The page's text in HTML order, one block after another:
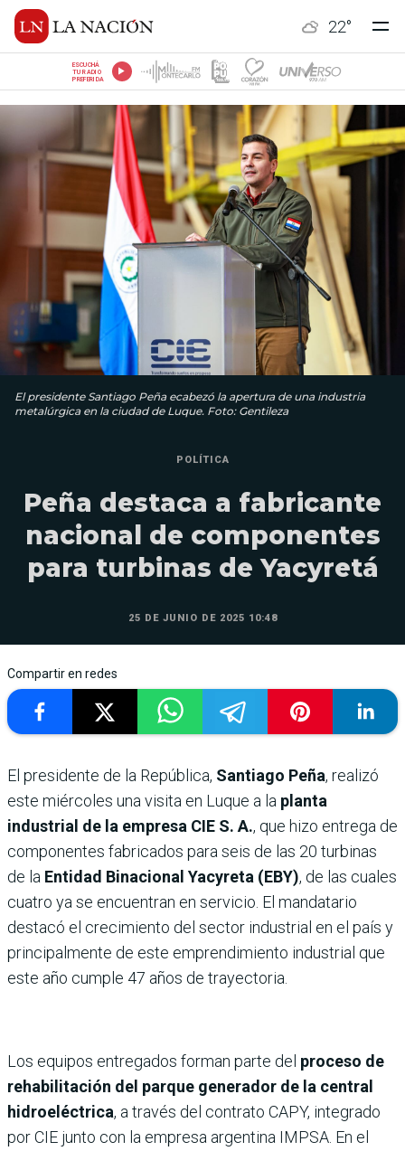
22°
ESCUCHÁ
TU RADIO
PREFERIDA
El presidente Santiago Peña ecabezó la apertura de una industria
metalúrgica en la ciudad de Luque. Foto: Gentileza
POLÍTICA
Peña destaca a fabricante
nacional de componentes
para turbinas de Yacyretá
25 DE JUNIO DE 2025 10:48
Compartir en redes
El presidente de la República, Santiago Peña, realizó
este miércoles una visita en Luque a la planta
industrial de la empresa CIE S. A., que hizo entrega de
componentes fabricados para seis de las 20 turbinas
de la Entidad Binacional Yacyreta (EBY), de las cuales
cuatro ya se encuentran en servicio. El mandatario
destacó el crecimiento del sector industrial en el país y
principalmente de este emprendimiento industrial que
este año cumple 47 años de trayectoria.
Los equipos entregados forman parte del proceso de
rehabilitación del parque generador de la central
hidroeléctrica, a través del contrato CAPY, integrado
por CIE junto con la empresa argentina IMPSA. En el